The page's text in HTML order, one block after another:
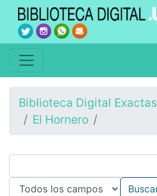
Biblioteca Digital Exactas
El Hornero